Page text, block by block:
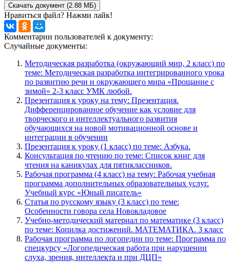
Скачать документ (2.88 МБ)
Нравиться файл? Нажми лайк!
Комментарии пользователей к документу:
Случайные документы:
Методическая разработка (окружающий мир, 2 класс) по
теме: Методическая разработка интегрированного урока
по развитию речи и окружающего мира «Прощание с
зимой» 2-3 класс УМК любой.
Презентация к уроку на тему: Презентация.
Дифференцированное обучение как условие для
творческого и интеллектуального развития
обучающихся на новой мотивационной основе и
интеграции в обучении
Презентация к уроку (1 класс) по теме: Азбука.
Консультация по чтению по теме: Список книг для
чтения на каникулах для пятиклассников.
Рабочая программа (4 класс) на тему: Рабочая учебная
программа дополнительных образовательных услуг.
Учебный курс «Юный писатель»
Статья по русскому языку (3 класс) по теме:
Особенности говора села Новокладовое
Учебно-методический материал по математике (3 класс)
по теме: Копилка достижений. МАТЕМАТИКА. 3 класс
Рабочая программа по логопедии по теме: Программа по
спецкурсу «Логопедическая работа при нарушении
слуха, зрения, интеллекта и при ДЦП»